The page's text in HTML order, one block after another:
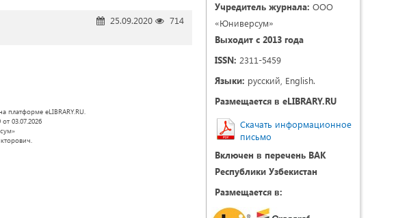
25.09.2020
714
платформе eLIBRARY.RU.
03.07.2026
Учредитель журнала: ООО
«Юниверсум»
Выходит с 2013 года
ISSN: 2311-5459
Языки: русский, English.
Размещается в eLIBRARY.RU
Скачать информационное
письмо
Включен в перечень ВАК
Республики Узбекистан
Размещается в: